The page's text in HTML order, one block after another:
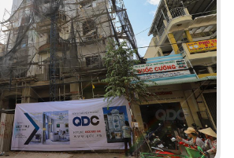
từ hạt cafe khắc họa nên tinh thần
thoại “Vua Cà Phê Việt”
Chi tiết